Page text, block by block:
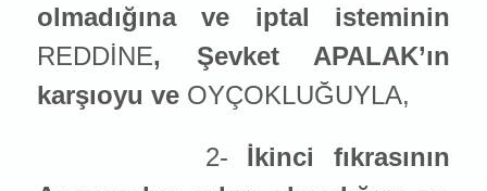
olmadığına ve iptal isteminin
REDDİNE, Şevket APALAK’ın
karşıoyu ve OYÇOKLUĞUYLA,
2- İkinci fıkrasının